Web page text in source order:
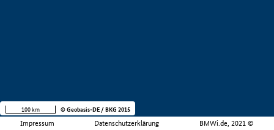
Impressum Datenschutzerklärung BMWi.de, 2021 ©
100 km © Geobasis-DE / BKG 2015